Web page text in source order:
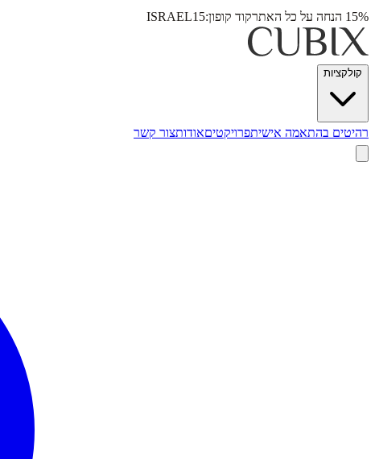
15% הנחה על כל האתר קוד קופון:ISRAEL15
קולקציות
רהיטים בהתאמה אישיתפרויקטיםאודותצור קשר